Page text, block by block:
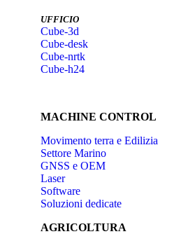
UFFICIO
Cube-3d
Cube-desk
Cube-nrtk
Cube-h24
MACHINE CONTROL
Movimento terra e Edilizia
Settore Marino
GNSS e OEM
Laser
Software
Soluzioni dedicate
AGRICOLTURA